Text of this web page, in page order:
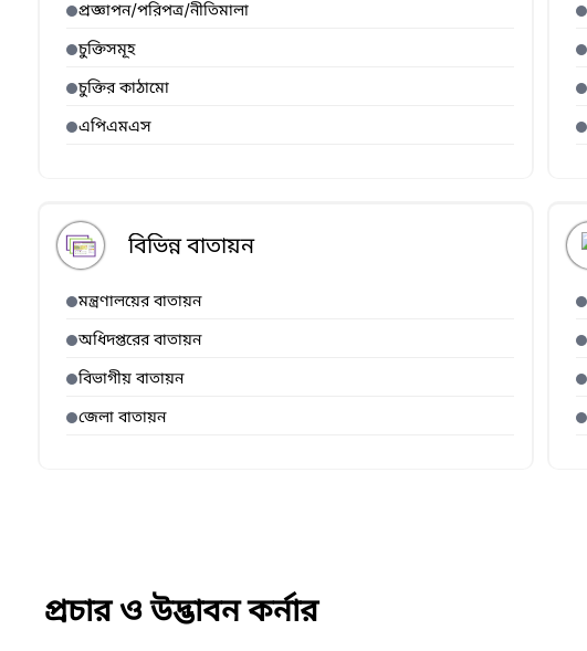
প্রজ্ঞাপন/পরিপত্র/নীতিমালা
চুক্তিসমূহ
চুক্তির কাঠামো
এপিএমএস
বিভিন্ন বাতায়ন
মন্ত্রণালয়ের বাতায়ন
অধিদপ্তরের বাতায়ন
বিভাগীয় বাতায়ন
জেলা বাতায়ন
প্রচার ও উদ্ভাবন কর্নার